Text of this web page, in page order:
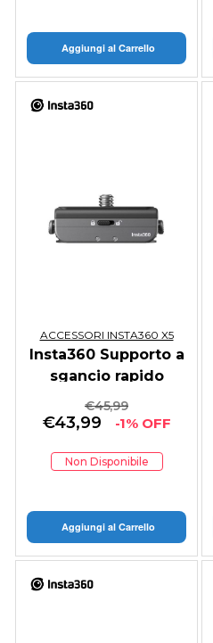
Aggiungi al Carrello
ACCESSORI INSTA360 X5
Insta360 Supporto a
sgancio rapido
€45,99
€43,99 -1% OFF
Non Disponibile
Aggiungi al Carrello